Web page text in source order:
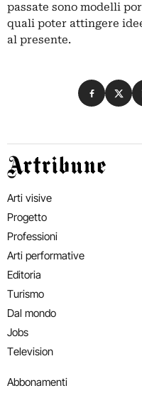
passate sono modelli
quali poter attingere
al presente.
Condividi
Artribune
Arti visive
Progetto
Professioni
Arti performative
Editoria
Turismo
Dal mondo
Jobs
Television
Abbonamenti